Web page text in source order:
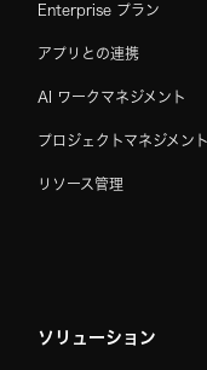
Enterprise プラン
アプリとの連携
AI ワークマネジメント
プロジェクトマネジメント
リソース管理
ソリューション